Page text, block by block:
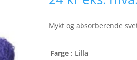
Mykt og absorberende
Farge : Lilla